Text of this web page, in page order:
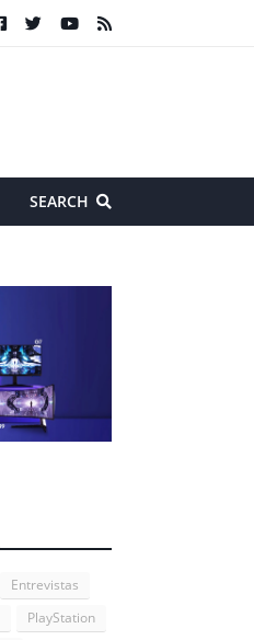
SEARCH
Entrevistas
PlayStation